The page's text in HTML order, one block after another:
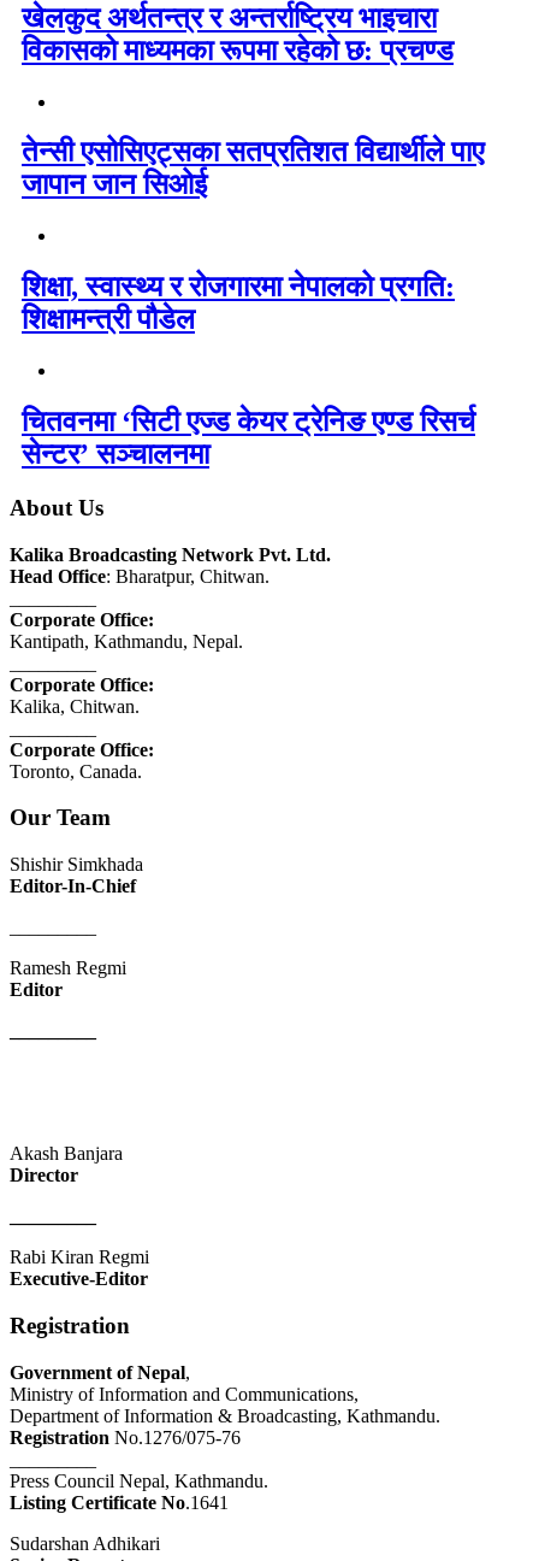
खेलकुद अर्थतन्त्र र अन्तर्राष्ट्रिय भाइचारा
विकासको माध्यमका रूपमा रहेको छ: प्रचण्ड
तेन्सी एसोसिएट्सका सतप्रतिशत विद्यार्थीले पाए
जापान जान सिओई
शिक्षा, स्वास्थ्य र रोजगारमा नेपालको प्रगति:
शिक्षामन्त्री पौडेल
चितवनमा ‘सिटी एज्ड केयर ट्रेनिङ एण्ड रिसर्च
सेन्टर’ सञ्चालनमा
About Us
Kalika Broadcasting Network Pvt. Ltd.
Head Office: Bharatpur, Chitwan.
Corporate Office:
Kantipath, Kathmandu, Nepal.
Corporate Office:
Kalika, Chitwan.
Corporate Office:
Toronto, Canada.
Our Team
Shishir Simkhada
Editor-In-Chief
Ramesh Regmi
Editor
Akash Banjara
Director
Rabi Kiran Regmi
Executive-Editor
Registration
Government of Nepal,
Ministry of Information and Communications,
Department of Information & Broadcasting, Kathmandu.
Registration No.1276/075-76
Press Council Nepal, Kathmandu.
Listing Certificate No.1641
Sudarshan Adhikari